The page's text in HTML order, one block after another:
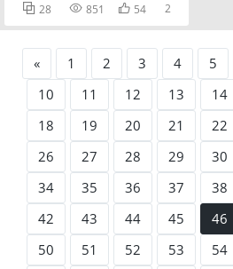
 28  851  54 2
« 1 2 3 4 5
10
11 12 13 14
18
19 20 21 22
26
27 28 29 30
34
35 36 37 38
42
43 44 45 46
50
51 52 53 54